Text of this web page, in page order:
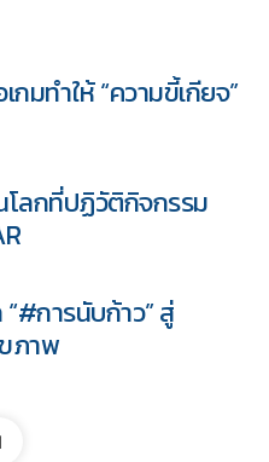
กมทำให้ “ความขี้เกียจ”
โลกที่ปฏิวัติกิจกรรม
การนับก้าว” สู่
ภาพ